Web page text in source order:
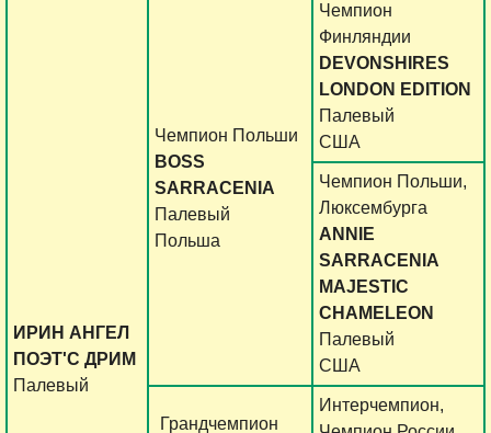
ИРИН АНГЕЛ
ПОЭТ'C ДРИМ
Палевый
Чемпион Польши
BOSS
SARRACENIA
Палевый
Польша
Чемпион
Финляндии
DEVONSHIRES
LONDON EDITION
Палевый
США
Чемпион Польши,
Люксембурга
ANNIE
SARRACENIA
MAJESTIC
CHAMELEON
Палевый
США
Грандчемпион
Интерчемпион,